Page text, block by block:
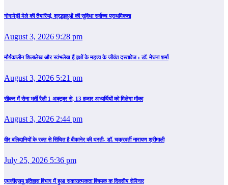
गोगामेड़ी मेले की तैयारियां, श्रद्धालुओं की सुविधा सर्वोच्च प्राथमिकता
August 3, 2026 9:28 pm
मौर्यकालीन शिलालेख और स्तंभलेख हैं वृक्षों के महत्त्व के जीवंत दस्तावेज : डॉ. मेघना शर्मा
August 3, 2026 5:21 pm
सीकर में सेना भर्ती रैली 1 अक्टूबर से, 13 हजार अभ्यर्थियों को मिलेगा मौका
August 3, 2026 2:44 pm
वीर बलिदानियों के रक्त से सिंचित है बीकानेर की धरती- डॉ. चक्रवर्ती नारायण श्रीमाली
July 25, 2026 5:36 pm
एमजीएसयू इतिहास विभाग में हुआ सकारात्मकता विषयक क दिवसीय सेमिनार